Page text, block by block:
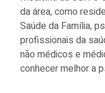
da área, como
Saúde da Família,
profissionais da
não médicos e
conhecer melhor a